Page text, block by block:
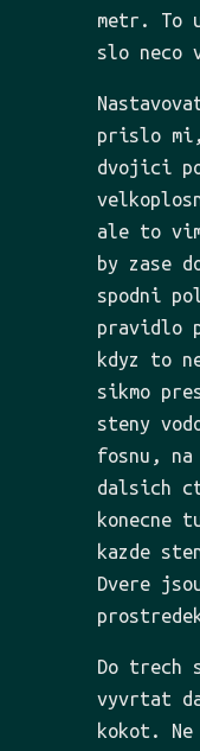
metr. To
slo neco
prislo
dvojici
ale to
by zase
spodni
pravidlo
kdyz to
sikmo
steny
fosnu,
dalsich
konecne
kazde
Dvere
Do trech
vyvrtat
kokot.